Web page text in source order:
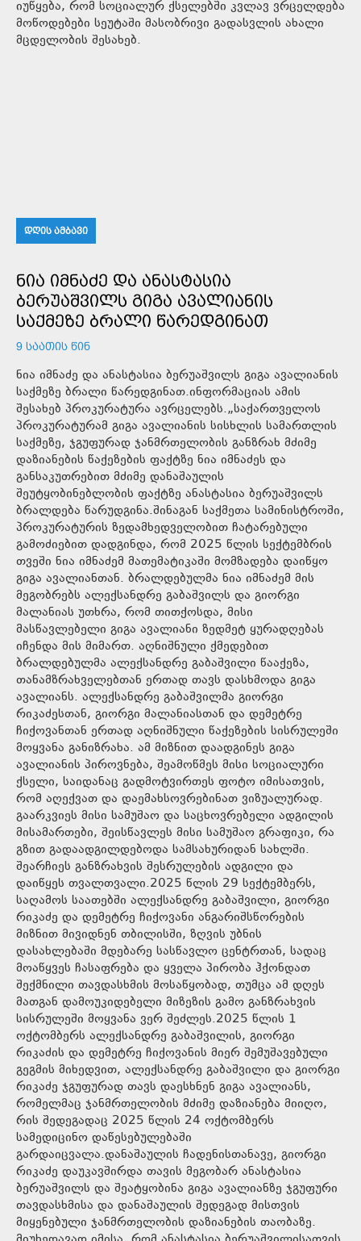
იუწყება, რომ სოციალურ ქსელებში კვლავ ვრცელდება
მოწოდებები სეუტაში მასობრივი გადასვლის ახალი
მცდელობის შესახებ.
ᲓᲦᲘᲡ ᲐᲛᲑᲐᲕᲘ
ᲜᲘᲐ ᲘᲛᲜᲐᲫᲔ ᲓᲐ ᲐᲜᲐᲡᲢᲐᲡᲘᲐ
ᲑᲔᲠᲣᲐᲨᲕᲘᲚᲡ ᲒᲘᲒᲐ ᲐᲕᲐᲚᲘᲐᲜᲘᲡ
ᲡᲐᲥᲛᲔᲖᲔ ᲑᲠᲐᲚᲘ ᲬᲐᲠᲔᲓᲒᲘᲜᲐᲗ
9 ᲡᲐᲐᲗᲘᲡ ᲬᲘᲜ
ნია იმნაძე და ანასტასია ბერუაშვილს გიგა ავალიანის
საქმეზე ბრალი წარედგინათ.ინფორმაციას ამის
შესახებ პროკურატურა ავრცელებს.„საქართველოს
პროკურატურამ გიგა ავალიანის სისხლის სამართლის
საქმეზე, ჯგუფურად ჯანმრთელობის განზრახ მძიმე
დაზიანების წაქეზების ფაქტზე ნია იმნაძეს და
განსაკუთრებით მძიმე დანაშაულის
შეუტყობინებლობის ფაქტზე ანასტასია ბერუაშვილს
ბრალდება წარუდგინა.შინაგან საქმეთა სამინისტროში,
პროკურატურის ზედამხედველობით ჩატარებული
გამოძიებით დადგინდა, რომ 2025 წლის სექტემბრის
თვეში ნია იმნაძემ მათემატიკაში მომზადება დაიწყო
გიგა ავალიანთან. ბრალდებულმა ნია იმნაძემ მის
მეგობრებს ალექსანდრე გაბაშვილს და გიორგი
მალანიას უთხრა, რომ თითქოსდა, მისი
მასწავლებელი გიგა ავალიანი ზედმეტ ყურადღებას
იჩენდა მის მიმართ. აღნიშნული ქმედებით
ბრალდებულმა ალექსანდრე გაბაშვილი წააქეზა,
თანამზრახველებთან ერთად თავს დასხმოდა გიგა
ავალიანს. ალექსანდრე გაბაშვილმა გიორგი
რიკაძესთან, გიორგი მალანიასთან და დემეტრე
ჩიქოვანთან ერთად აღნიშნული წაქეზების სისრულეში
მოყვანა განიზრახა. ამ მიზნით დაადგინეს გიგა
ავალიანის პიროვნება, შეამოწმეს მისი სოციალური
ქსელი, საიდანაც გადმოტვირთეს ფოტო იმისათვის,
რომ აღექვათ და დაემახსოვრებინათ ვიზუალურად.
გაარკვიეს მისი სამუშაო და საცხოვრებელი ადგილის
მისამართები, შეისწავლეს მისი სამუშაო გრაფიკი, რა
გზით გადაადგილდებოდა სამსახურიდან სახლში.
შეარჩიეს განზრახვის შესრულების ადგილი და
დაიწყეს თვალთვალი.2025 წლის 29 სექტემბერს,
საღამოს საათებში ალექსანდრე გაბაშვილი, გიორგი
რიკაძე და დემეტრე ჩიქოვანი ანგარიშსწორების
მიზნით მივიდნენ თბილისში, ზღვის უბნის
დასახლებაში მდებარე სასწავლო ცენტრთან, სადაც
მოაწყვეს ჩასაფრება და ყველა პირობა ჰქონდათ
შექმნილი თავდასხმის მოსაწყობად, თუმცა ამ დღეს
მათგან დამოუკიდებელი მიზეზის გამო განზრახვის
სისრულეში მოყვანა ვერ შეძლეს.2025 წლის 1
ოქტომბერს ალექსანდრე გაბაშვილის, გიორგი
რიკაძის და დემეტრე ჩიქოვანის მიერ შემუშავებული
გეგმის მიხედვით, ალექსანდრე გაბაშვილი და გიორგი
რიკაძე ჯგუფურად თავს დაესხნენ გიგა ავალიანს,
რომელმაც ჯანმრთელობის მძიმე დაზიანება მიიღო,
რის შედეგადაც 2025 წლის 24 ოქტომბერს
სამედიცინო დაწესებულებაში
გარდაიცვალა.დანაშაულის ჩადენისთანავე, გიორგი
რიკაძე დაუკავშირდა თავის მეგობარ ანასტასია
ბერუაშვილს და შეატყობინა გიგა ავალიანზე ჯგუფური
თავდასხმისა და დანაშაულის შედეგად მისთვის
მიყენებული ჯანმრთელობის დაზიანების თაობაზე.